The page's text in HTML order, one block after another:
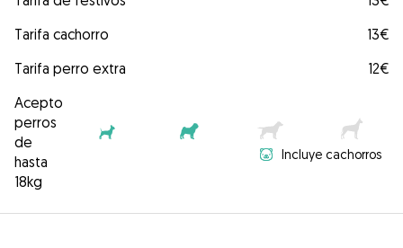
Tarifa cachorro
13€
Tarifa perro extra
12€
Acepto
perros
de
hasta
18kg
Incluye cachorros